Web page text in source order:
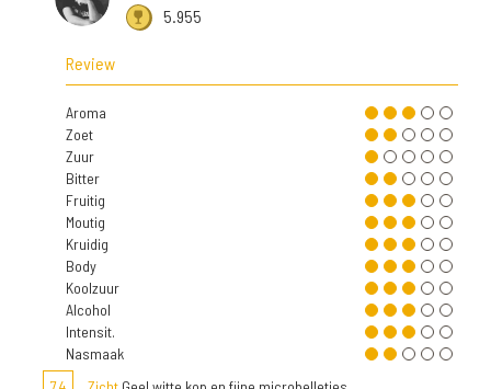
5.955
Review
Aroma
Zoet
Zuur
Bitter
Fruitig
Moutig
Kruidig
Body
Koolzuur
Alcohol
Intensit.
Nasmaak